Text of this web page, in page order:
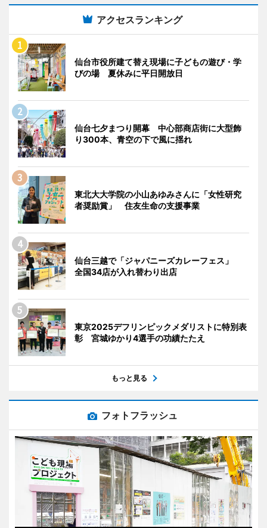
アクセスランキング
仙台市役所建て替え現場に子どもの遊び・学
びの場 夏休みに平日開放日
仙台七夕まつり開幕 中心部商店街に大型飾
り300本、青空の下で風に揺れ
東北大大学院の小山あゆみさんに「女性研究
者奨励賞」 住友生命の支援事業
仙台三越で「ジャパニーズカレーフェス」
全国34店が入れ替わり出店
東京2025デフリンピックメダリストに特別表
彰 宮城ゆかり4選手の功績たたえ
もっと見る
フォトフラッシュ